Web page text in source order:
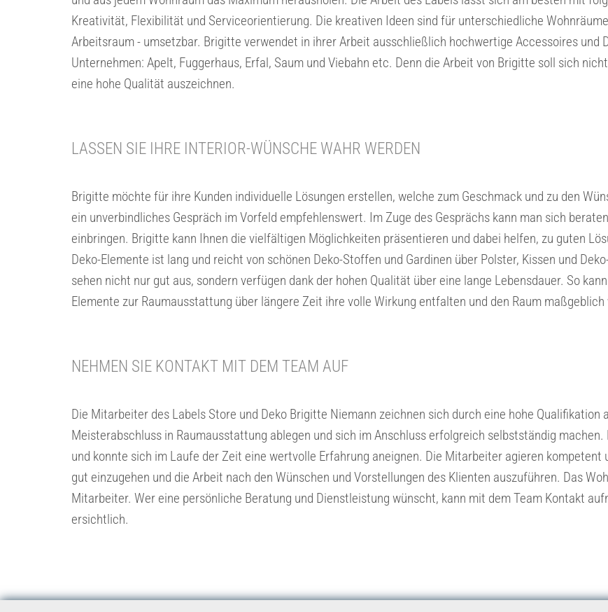
Kreativität, Flexibilität und Serviceorientierung. Die kreativen Ideen sind für unterschiedliche
Arbeitsraum - umsetzbar. Brigitte verwendet in ihrer Arbeit ausschließlich hochwertige Accessoires und
Unternehmen: Apelt, Fuggerhaus, Erfal, Saum und Viebahn etc. Denn die Arbeit von Brigitte soll sich
eine hohe Qualität auszeichnen.
LASSEN SIE IHRE INTERIOR-WÜNSCHE WAHR WERDEN
Brigitte möchte für ihre Kunden individuelle Lösungen erstellen, welche zum Geschmack und zu den
ein unverbindliches Gespräch im Vorfeld empfehlenswert. Im Zuge des Gesprächs kann man sich
einbringen. Brigitte kann Ihnen die vielfältigen Möglichkeiten präsentieren und dabei helfen, zu guten
Deko-Elemente ist lang und reicht von schönen Deko-Stoffen und Gardinen über Polster, Kissen und
sehen nicht nur gut aus, sondern verfügen dank der hohen Qualität über eine lange Lebensdauer. So
Elemente zur Raumausstattung über längere Zeit ihre volle Wirkung entfalten und den Raum maßgeblich
NEHMEN SIE KONTAKT MIT DEM TEAM AUF
Die Mitarbeiter des Labels Store und Deko Brigitte Niemann zeichnen sich durch eine hohe Qualifikation
Meisterabschluss in Raumausstattung ablegen und sich im Anschluss erfolgreich selbstständig
und konnte sich im Laufe der Zeit eine wertvolle Erfahrung aneignen. Die Mitarbeiter agieren
gut einzugehen und die Arbeit nach den Wünschen und Vorstellungen des Klienten auszuführen. Das
Mitarbeiter. Wer eine persönliche Beratung und Dienstleistung wünscht, kann mit dem Team Kontakt
ersichtlich.